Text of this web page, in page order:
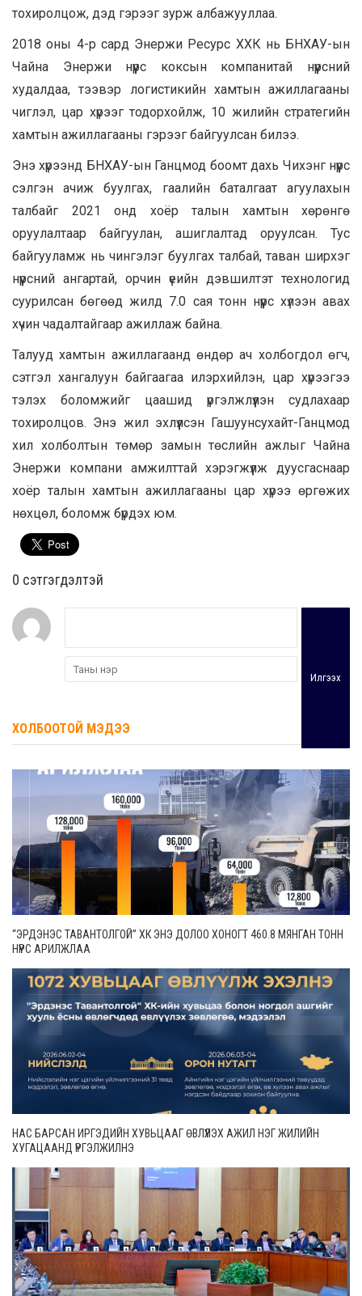
тохиролцож, дэд гэрээг зурж албажууллаа.
2018 оны 4-р сард Энержи Ресурс ХХК нь БНХАУ-ын
Чайна Энержи нүүрс коксын компанитай нүүрсний
худалдаа, тээвэр логистикийн хамтын ажиллагааны
чиглэл, цар хүрээг тодорхойлж, 10 жилийн стратегийн
хамтын ажиллагааны гэрээг байгуулсан билээ.
Энэ хүрээнд БНХАУ-ын Ганцмод боомт дахь Чихэнг нүүрс
сэлгэн ачиж буулгах, гаалийн баталгаат агуулахын
талбайг 2021 онд хоёр талын хамтын хөрөнгө
оруулалтаар байгуулан, ашиглалтад оруулсан. Тус
байгууламж нь чингэлэг буулгах талбай, таван ширхэг
нүүрсний ангартай, орчин үеийн дэвшилтэт технологид
суурилсан бөгөөд жилд 7.0 сая тонн нүүрс хүлээн авах
хүчин чадалтайгаар ажиллаж байна.
Талууд хамтын ажиллагаанд өндөр ач холбогдол өгч,
сэтгэл хангалуун байгаагаа илэрхийлэн, цар хүрээгээ
тэлэх боломжийг цаашид үргэлжлүүлэн судлахаар
тохиролцов. Энэ жил эхлүүлсэн Гашуунсухайт-Ганцмод
хил холболтын төмөр замын төслийн ажлыг Чайна
Энержи компани амжилттай хэрэгжүүлж дуусгаснаар
хоёр талын хамтын ажиллагааны цар хүрээ өргөжих
нөхцөл, боломж бүрдэх юм.
0 cэтгэгдэлтэй
Илгээх
ХОЛБООТОЙ МЭДЭЭ
“ЭРДЭНЭС ТАВАНТОЛГОЙ” ХК ЭНЭ ДОЛОО ХОНОГТ 460.8 МЯНГАН ТОНН
НҮҮРС АРИЛЖЛАА
НАС БАРСАН ИРГЭДИЙН ХУВЬЦААГ ӨВЛҮҮЛЭХ АЖИЛ НЭГ ЖИЛИЙН
ХУГАЦААНД ҮРГЭЛЖИЛНЭ